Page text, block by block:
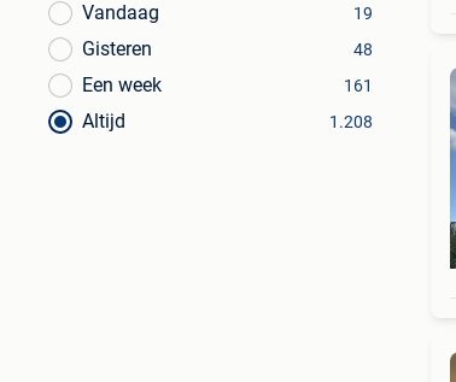
Vandaag
19
Gisteren 48
Een week 161
Altijd 1.208